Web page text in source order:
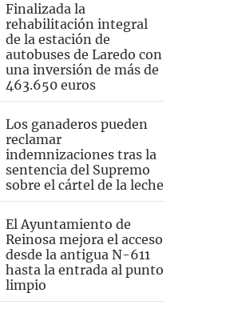
Finalizada la
rehabilitación integral
de la estación de
autobuses de Laredo con
una inversión de más de
463.650 euros
Los ganaderos pueden
reclamar
indemnizaciones tras la
sentencia del Supremo
sobre el cártel de la leche
El Ayuntamiento de
Reinosa mejora el acceso
desde la antigua N-611
hasta la entrada al punto
limpio